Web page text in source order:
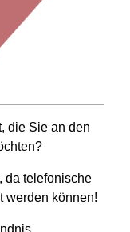
die Sie an den
da telefonische
werden können!